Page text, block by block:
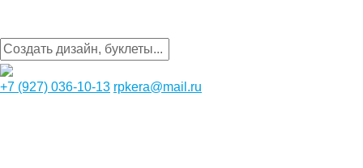
+7 (927) 036-10-13 rpkera@mail.ru